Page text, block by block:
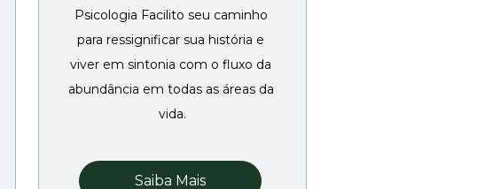
Psicologia Facilito seu caminho
para ressignificar sua história e
viver em sintonia com o fluxo da
abundância em todas as áreas da
vida.
Saiba Mais